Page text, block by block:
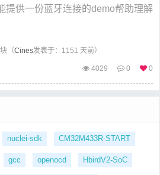
提供一份蓝牙连接的demo帮助理解
（Cines发表于：1151 天前）
4029 0 0
nuclei-sdk CM32M433R-START
gcc openocd HbirdV2-SoC